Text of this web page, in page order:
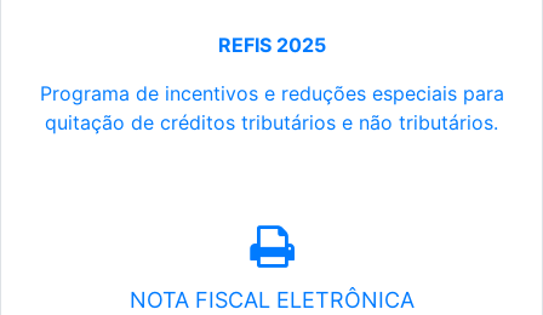
REFIS 2025
Programa de incentivos e reduções especiais para
quitação de créditos tributários e não tributários.
NOTA FISCAL ELETRÔNICA